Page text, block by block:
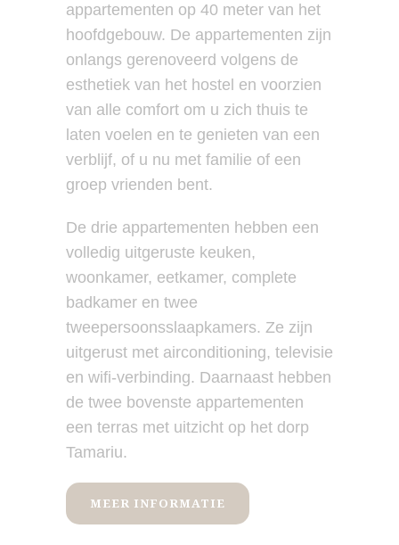
appartementen op 40 meter van het
hoofdgebouw. De appartementen zijn
onlangs gerenoveerd volgens de
esthetiek van het hostel en voorzien
van alle comfort om u zich thuis te
laten voelen en te genieten van een
verblijf, of u nu met familie of een
groep vrienden bent.
De drie appartementen hebben een
volledig uitgeruste keuken,
woonkamer, eetkamer, complete
badkamer en twee
tweepersoonsslaapkamers. Ze zijn
uitgerust met airconditioning, televisie
en wifi-verbinding. Daarnaast hebben
de twee bovenste appartementen
een terras met uitzicht op het dorp
Tamariu.
MEER INFORMATIE